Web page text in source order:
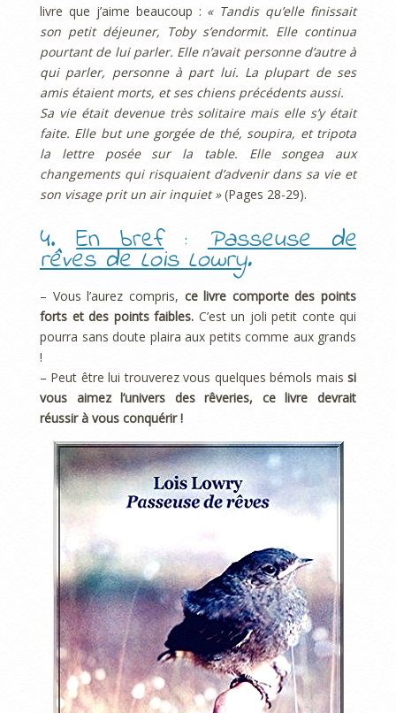
livre que j’aime beaucoup : « Tandis qu’elle finissait
son petit déjeuner, Toby s’endormit. Elle continua
pourtant de lui parler. Elle n’avait personne d’autre à
qui parler, personne à part lui. La plupart de ses
amis étaient morts, et ses chiens précédents aussi.
Sa vie était devenue très solitaire mais elle s’y était
faite. Elle but une gorgée de thé, soupira, et tripota
la lettre posée sur la table. Elle songea aux
changements qui risquaient d’advenir dans sa vie et
son visage prit un air inquiet »(Pages 28-29).
4.En bref:Passeuse de
rêves de Lois Lowry.
– Vous l’aurez compris, ce livre comporte des points
forts et des points faibles. C’est un joli petit conte qui
pourra sans doute plaira aux petits comme aux grands
!
– Peut être lui trouverez vous quelques bémols mais si
vous aimez l’univers des rêveries, ce livre devrait
réussir à vous conquérir !